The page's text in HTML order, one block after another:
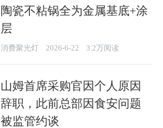
陶瓷不粘锅全为金属基底+涂
层
消费聚光灯 2026-6-22 3.2万阅读
山姆首席采购官因个人原因
辞职，此前总部因食安问题
被监管约谈